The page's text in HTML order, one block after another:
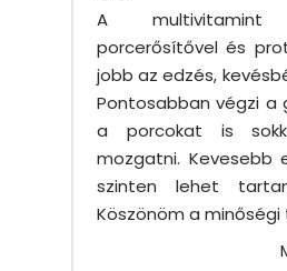
A multivitamint
porcerősítővel és
jobb az edzés,
Pontosabban végzi a
a porcokat is
mozgatni. Kevesebb
szinten lehet
Köszönöm a